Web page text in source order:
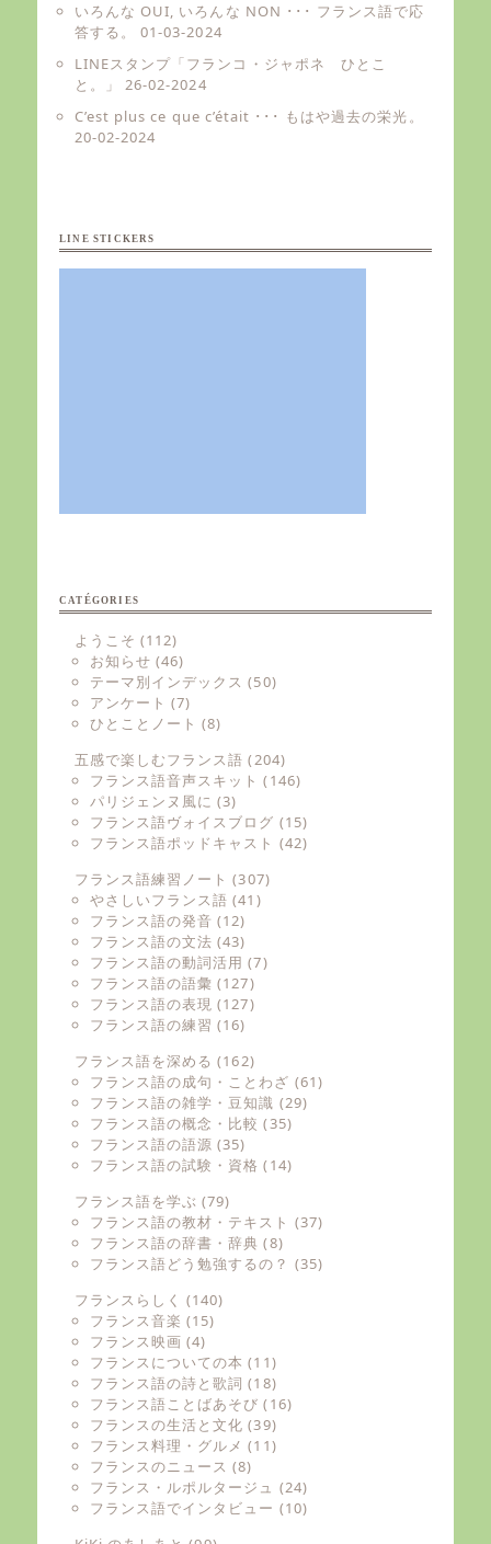
いろんな OUI, いろんな NON ･･･ フランス語で応
答する。
01-03-2024
LINEスタンプ「フランコ・ジャポネ ひとこ
と。」
26-02-2024
C’est plus ce que c’était ･･･ もはや過去の栄光。
20-02-2024
LINE STICKERS
CATÉGORIES
ようこそ (112)
お知らせ (46)
テーマ別インデックス (50)
アンケート (7)
ひとことノート (8)
五感で楽しむフランス語 (204)
フランス語音声スキット (146)
パリジェンヌ風に (3)
フランス語ヴォイスブログ (15)
フランス語ポッドキャスト (42)
フランス語練習ノート (307)
やさしいフランス語 (41)
フランス語の発音 (12)
フランス語の文法 (43)
フランス語の動詞活用 (7)
フランス語の語彙 (127)
フランス語の表現 (127)
フランス語の練習 (16)
フランス語を深める (162)
フランス語の成句・ことわざ (61)
フランス語の雑学・豆知識 (29)
フランス語の概念・比較 (35)
フランス語の語源 (35)
フランス語の試験・資格 (14)
フランス語を学ぶ (79)
フランス語の教材・テキスト (37)
フランス語の辞書・辞典 (8)
フランス語どう勉強するの？ (35)
フランスらしく (140)
フランス音楽 (15)
フランス映画 (4)
フランスについての本 (11)
フランス語の詩と歌詞 (18)
フランス語ことばあそび (16)
フランスの生活と文化 (39)
フランス料理・グルメ (11)
フランスのニュース (8)
フランス・ルポルタージュ (24)
フランス語でインタビュー (10)